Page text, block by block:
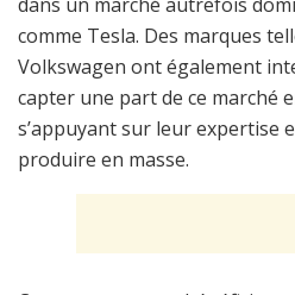
comme Tesla. Des marques
Volkswagen ont également
capter une part de ce marché
s’appuyant sur leur expertise
produire en masse.